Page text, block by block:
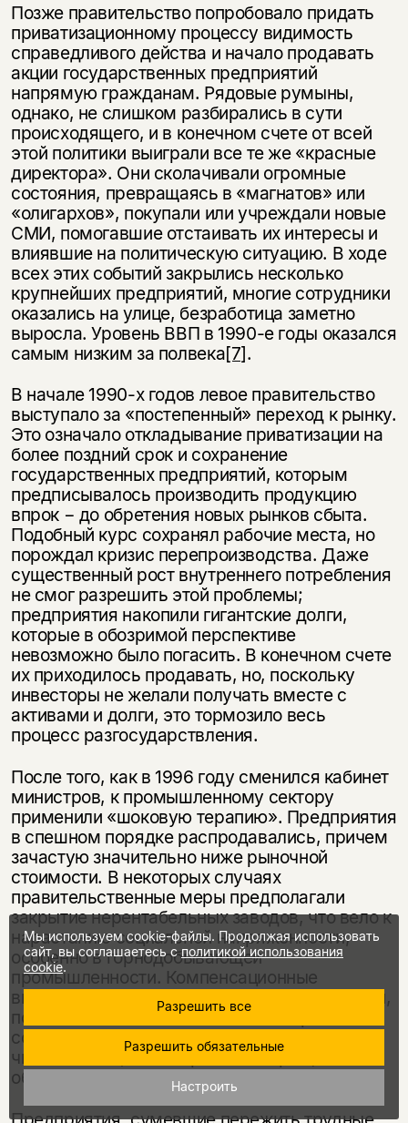
Позже правительство попробовало придать
приватизационному процессу видимость
справедливого действа и начало продавать
акции государственных предприятий
напрямую гражданам. Рядовые румыны,
однако, не слишком разбирались в сути
происходящего, и в конечном счете от всей
этой политики выиграли все те же «красные
директора». Они сколачивали огромные
состояния, превращаясь в «магнатов» или
«олигархов», покупали или учреждали новые
СМИ, помогавшие отстаивать их интересы и
влиявшие на политическую ситуацию. В ходе
всех этих событий закрылись несколько
крупнейших предприятий, многие сотрудники
оказались на улице, безработица заметно
выросла. Уровень ВВП в 1990-е годы оказался
самым низким за полвека[7].
В начале 1990-х годов левое правительство
выступало за «постепенный» переход к рынку.
Это означало откладывание приватизации на
более поздний срок и сохранение
государственных предприятий, которым
предписывалось производить продукцию
впрок − до обретения новых рынков сбыта.
Подобный курс сохранял рабочие места, но
порождал кризис перепроизводства. Даже
существенный рост внутреннего потребления
не смог разрешить этой проблемы;
предприятия накопили гигантские долги,
которые в обозримой перспективе
невозможно было погасить. В конечном счете
их приходилось продавать, но, поскольку
инвесторы не желали получать вместе с
активами и долги, это тормозило весь
процесс разгосударствления.
После того, как в 1996 году сменился кабинет
министров, к промышленному сектору
применили «шоковую терапию». Предприятия
в спешном порядке распродавались, причем
зачастую значительно ниже рыночной
стоимости. В некоторых случаях
правительственные меры предполагали
закрытие нерентабельных заводов, что вело к
нарастанию социальной напряженности,
особенно в горнодобывающей
промышленности. Компенсационные
выплаты, полученные бывшими работниками,
повлекли за собой не массовое открытие
собственного бизнеса, как планировалось
чиновниками, а лишь резкое сокращение
общей численности работающих.
Мы используем cookie-файлы. Продолжая использовать
сайт, вы соглашаетесь сполитикой использования
cookie.
Разрешить все
Разрешить обязательные
Настроить